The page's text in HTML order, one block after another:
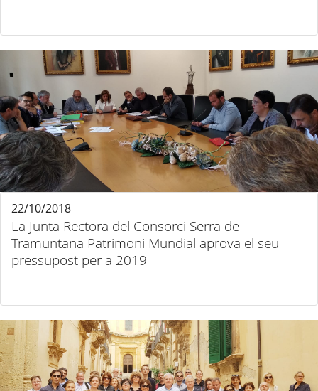
La Junta Rectora del Consorci Serra de
Tramuntana Patrimoni Mundial aprova el seu
pressupost per a 2019
22/10/2018